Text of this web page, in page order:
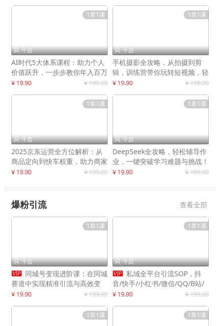
1章1课
 千启
AI时代5大体系课程：助力个人
价值跃升，一步步教你年入百万
¥ 19.90 ¥ 199.00
1章1课
 千启
手机摄影全攻略，从拍摄到剪
辑，训练营带你玩转短视频，轻
松拍大片
¥ 19.90 ¥ 199.00
1章1课
 千启
2025京东运营全方位解析：从
商品定向到快车权重，助力商家
打造爆款商品
¥ 19.90 ¥ 199.00
1章1课
 千启
DeepSeek全攻略，轻松辅导作
业，一键突破学习难题与挑战！
¥ 19.90 ¥ 199.00
爆粉引流 查看全部
1章1课
 千启
 同城号变现进阶课：在同城
赛道中实现精准引流与高效变
现，单店月引流成交额提升50%
¥ 19.90 ¥ 199.00
1章1课
 千启
 私域全平台引流SOP，抖
音/快手/小红书/微信/QQ/B站/
闲鱼等，技术合集，高效转化公
¥ 19.90 ¥ 199.00
1章1课 1章1课